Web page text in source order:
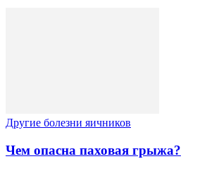
Другие болезни яичников
Чем опасна паховая грыжа?